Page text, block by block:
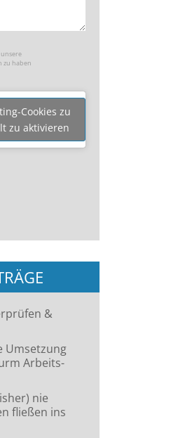
unsere
zu haben
Cookies zu
zu aktivieren
&
Umsetzung
Arbeits-
nie
fließen ins